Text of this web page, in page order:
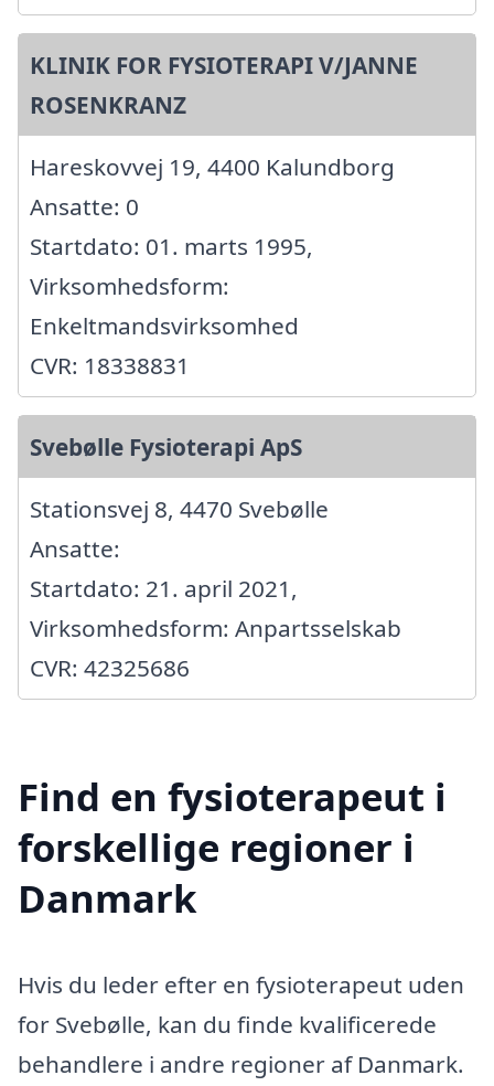
KLINIK FOR FYSIOTERAPI V/JANNE
ROSENKRANZ
Hareskovvej 19, 4400 Kalundborg
Ansatte: 0
Startdato: 01. marts 1995,
Virksomhedsform:
Enkeltmandsvirksomhed
CVR: 18338831
Svebølle Fysioterapi ApS
Stationsvej 8, 4470 Svebølle
Ansatte:
Startdato: 21. april 2021,
Virksomhedsform: Anpartsselskab
CVR: 42325686
Find en fysioterapeut i
forskellige regioner i
Danmark
Hvis du leder efter en fysioterapeut uden
for Svebølle, kan du finde kvalificerede
behandlere i andre regioner af Danmark.